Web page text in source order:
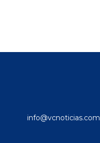
info@vcnoticias.com